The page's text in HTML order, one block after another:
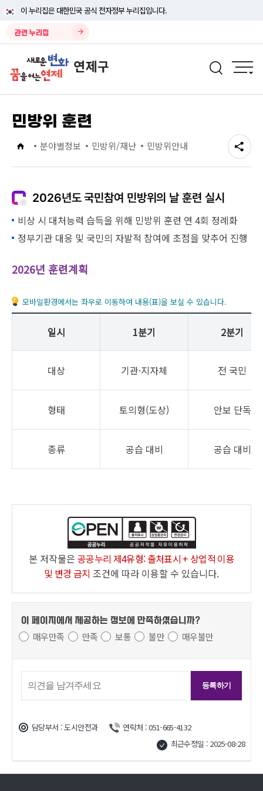
이 누리집은 대한민국 공식 전자정부 누리집입니다.
관련 누리집
민방위 훈련
분야별정보 민방위/재난 민방위안내
2026년도 국민참여 민방위의 날 훈련 실시
비상 시 대처능력 습득을 위해 민방위 훈련 연 4회 정례화
정부기관 대응 및 국민의 자발적 참여에 초점을 맞추어 진행
2026년 훈련계획
모바일환경에서는 좌우로 이동하여 내용(표)을 보실 수 있습니다.
일시 1분기 2분기
대상 기관·지자체 전 국민
형태 토의형(도상) 안보 단독
종류 공습 대비 공습 대비
본 저작물은 공공누리 제4유형: 출처표시 + 상업적 이용
및 변경 금지 조건에 따라 이용할 수 있습니다.
담당부서 : 도시안전과
연락처 : 051-665-4132
최근수정일 : 2025-08-28
이 페이지에서 제공하는 정보에 만족하셨습니까?
매우만족 만족 보통 불만 매우불만